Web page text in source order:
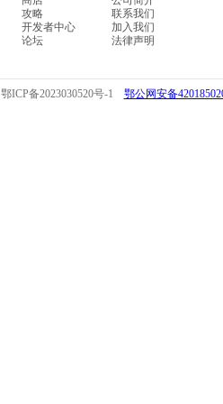
攻略
开发者中心
论坛
联系我们
加入我们
法律声明
鄂ICP备2023030520号-1 鄂公网安备